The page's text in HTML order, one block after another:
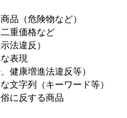
品（危険物など）
二重価格など
法違反）
な表現
、健康増進法違反等）
文字列（キーワード等）
俗に反する商品